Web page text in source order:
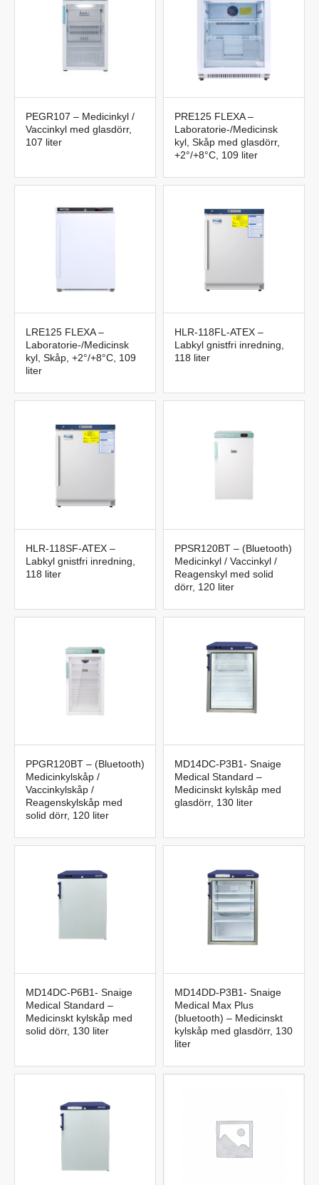
PEGR107 – Medicinkyl /
Vaccinkyl med glasdörr,
107 liter
PRE125 FLEXA –
Laboratorie-/Medicinsk
kyl, Skåp med glasdörr,
+2°/+8°C, 109 liter
LRE125 FLEXA –
Laboratorie-/Medicinsk
kyl, Skåp, +2°/+8°C, 109
liter
HLR-118FL-ATEX –
Labkyl gnistfri inredning,
118 liter
HLR-118SF-ATEX –
Labkyl gnistfri inredning,
118 liter
PPSR120BT – (Bluetooth)
Medicinkyl / Vaccinkyl /
Reagenskyl med solid
dörr, 120 liter
PPGR120BT – (Bluetooth)
Medicinkylskåp /
Vaccinkylskåp /
Reagenskylskåp med
solid dörr, 120 liter
MD14DC-P3B1- Snaige
Medical Standard –
Medicinskt kylskåp med
glasdörr, 130 liter
MD14DC-P6B1- Snaige
Medical Standard –
Medicinskt kylskåp med
solid dörr, 130 liter
MD14DD-P3B1- Snaige
Medical Max Plus
(bluetooth) – Medicinskt
kylskåp med glasdörr, 130
liter